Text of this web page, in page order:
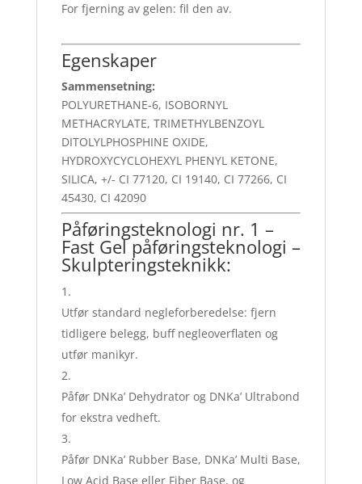
For fjerning av gelen: fil den av.
Egenskaper
Sammensetning:
POLYURETHANE-6, ISOBORNYL
METHACRYLATE, TRIMETHYLBENZOYL
DITOLYLPHOSPHINE OXIDE,
HYDROXYCYCLOHEXYL PHENYL KETONE,
SILICA, +/- CI 77120, CI 19140, CI 77266, CI
45430, CI 42090
Påføringsteknologi nr. 1 –
Fast Gel påføringsteknologi –
Skulpteringsteknikk:
Utfør standard negleforberedelse: fjern
tidligere belegg, buff negleoverflaten og
utfør manikyr.
Påfør DNKa’ Dehydrator og DNKa’ Ultrabond
for ekstra vedheft.
Påfør DNKa’ Rubber Base, DNKa’ Multi Base,
Low Acid Base eller Fiber Base, og